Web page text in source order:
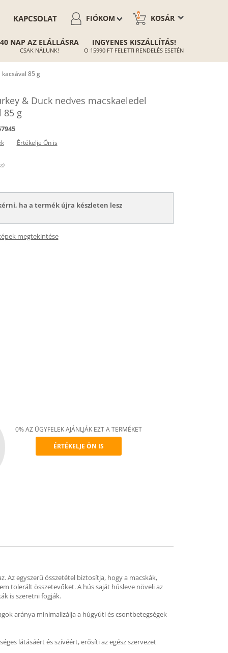
KOSÁR
0
FIÓKOM
KAPCSOLAT
40 NAP AZ ELÁLLÁSRA
CSAK NÁLUNK!
INGYENES KISZÁLLÍTÁS!
O 15990 FT FELETTI RENDELÉS ESETÉN
kacsával 85 g
& Duck nedves macskaeledel
85 g
Értékelje Ön is
ha a termék újra készleten lesz
megtekintése
0% AZ ÜGYFELEK AJÁNLJÁK EZT A TERMÉKET
ÉRTÉKELJE ÖN IS
Az egyszerű összetétel biztosítja, hogy a macskák,
tolerált összetevőket. A hús saját húsleve növeli az
is szeretni fogják.
aránya minimalizálja a húgyúti és csontbetegségek
látásáért és szívéért, erősíti az egész szervezet